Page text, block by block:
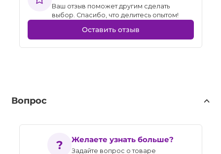
Ваш отзыв поможет другим сделать
выбор. Спасибо, что делитесь опытом!
Оставить отзыв
Вопрос
Желаете узнать больше?
Задайте вопрос о товаре